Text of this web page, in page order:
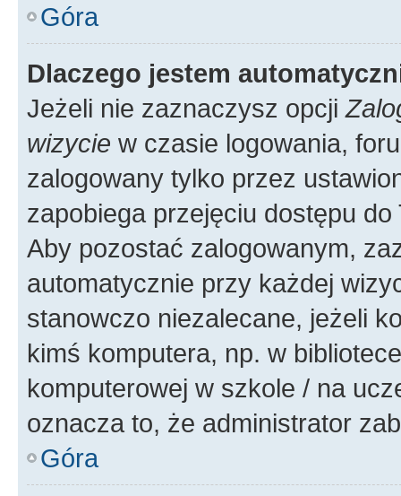
Góra
Dlaczego jestem
Jeżeli nie zaznaczysz opcji
wizycie w czasie logowania,
zalogowany tylko przez
zapobiega przejęciu dostępu
Aby pozostać zalogowanym,
automatycznie przy każdej
stanowczo niezalecane, jeżeli
kimś komputera, np. w
komputerowej w szkole / na
oznacza to, że administrator
Góra